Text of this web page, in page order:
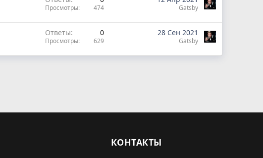
Просмотры 474 Gatsby
Ответы 0
Просмотры 629
28 Сен 2021
Gatsby
КОНТАКТЫ